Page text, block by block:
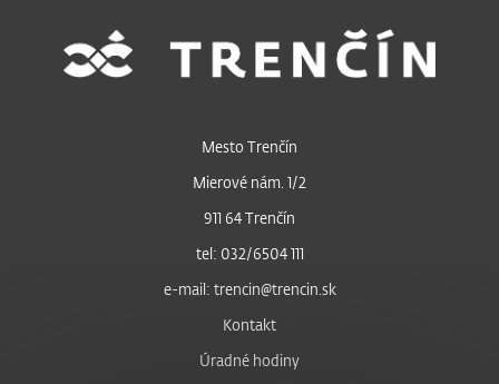
Mesto Trenčín
Mierové nám. 1/2
911 64 Trenčín
tel: 032/6504 111
e-mail: trencin@trencin.sk
Kontakt
Úradné hodiny